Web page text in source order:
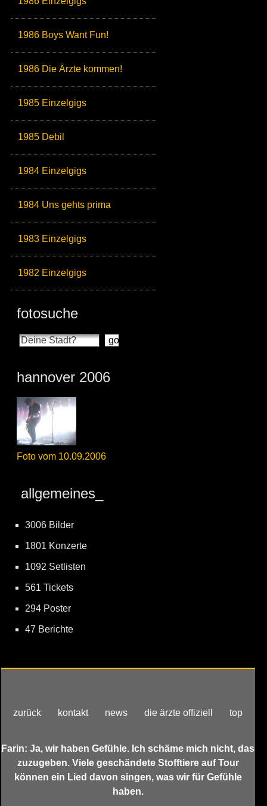
1986 Boys Want Fun!
1986 Die Ärzte kommen!
1985 Einzelgigs
1985 Debil
1984 Einzelgigs
1984 Uns gehts prima
1983 Einzelgigs
1982 Einzelgigs
fotosuche
hannover 2006
Foto vom 10.09.2006
allgemeines_
3006 Bilder
1801 Konzerte
1092 Setlisten
561 Tickets
294 Poster
47 Berichte
zurück kontakt news die ärzte offiziell top
Farin: Ja, wir haben Gefühle. Ich schäme mich nicht, das
zuzugeben. Viele geschändete Stofftiere auf Tour
können ein Lied davon singen, was wir für Gefühle
haben.